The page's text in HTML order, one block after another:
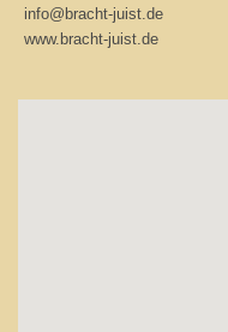
info@bracht-juist.de
www.bracht-juist.de